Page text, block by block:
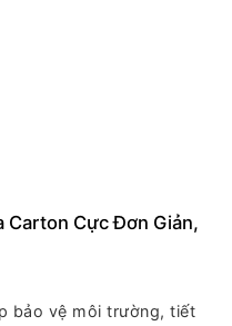
Carton Cực Đơn Giản,
bảo vệ môi trường, tiết